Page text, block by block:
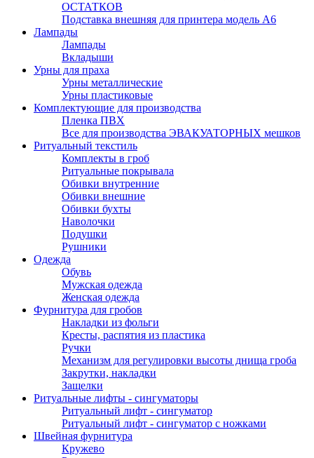
ОСТАТКОВ
Подставка внешняя для принтера модель А6
Лампады
Лампады
Вкладыши
Урны для праха
Урны металлические
Урны пластиковые
Комплектующие для производства
Пленка ПВХ
Все для производства ЭВАКУАТОРНЫХ мешков
Ритуальный текстиль
Комплекты в гроб
Ритуальные покрывала
Обивки внутренние
Обивки внешние
Обивки бухты
Наволочки
Подушки
Рушники
Одежда
Обувь
Мужская одежда
Женская одежда
Фурнитура для гробов
Накладки из фольги
Кресты, распятия из пластика
Ручки
Механизм для регулировки высоты днища гроба
Закрутки, накладки
Защелки
Ритуальные лифты - сингуматоры
Ритуальный лифт - сингуматор
Ритуальный лифт - сингуматор с ножками
Швейная фурнитура
Кружево